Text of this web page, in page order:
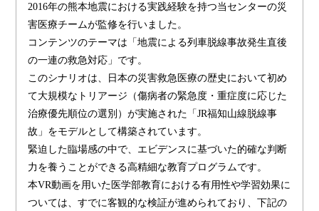
2016年の熊本地震における実践経験を持つ当センターの災
害医療チームが監修を行いました。
コンテンツのテーマは「地震による列車脱線事故発生直後
の一連の救急対応」です。
このシナリオは、日本の災害救急医療の歴史において初め
て大規模なトリアージ（傷病者の緊急度・重症度に応じた
治療優先順位の選別）が実施された「JR福知山線脱線事
故」をモデルとして構築されています。
緊迫した臨場感の中で、エビデンスに基づいた的確な判断
力を養うことができる高精細な教育プログラムです。
本VR動画を用いた医学部教育における有用性や学習効果に
ついては、すでに客観的な検証が進められており、下記の